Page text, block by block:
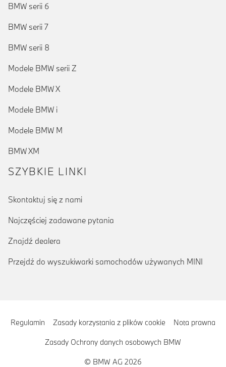
BMW serii 6
BMW serii 7
BMW serii 8
Modele BMW serii Z
Modele BMW X
Modele BMW i
Modele BMW M
BMW XM
SZYBKIE LINKI
Skontaktuj się z nami
Najczęściej zadawane pytania
Znajdź dealera
Przejdź do wyszukiwarki samochodów używanych MINI
Regulamin Zasady korzystania z plików cookie Nota prawna
Zasady Ochrony danych osobowych BMW
© BMW AG 2026